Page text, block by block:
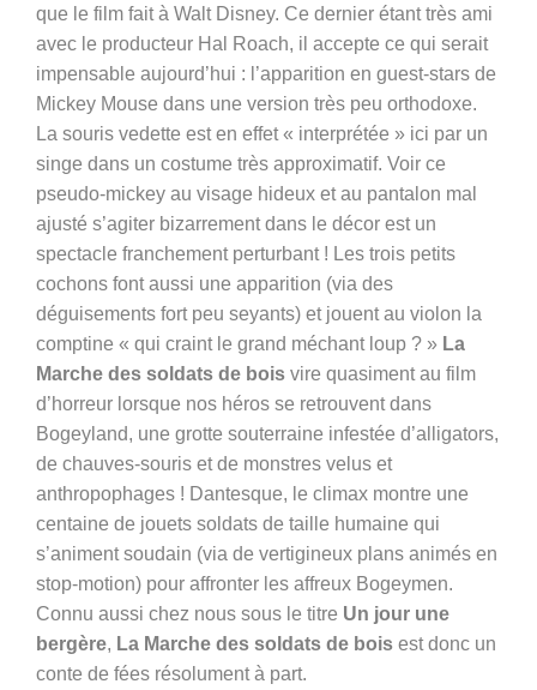
que le film fait à Walt Disney. Ce dernier étant très ami
avec le producteur Hal Roach, il accepte ce qui serait
impensable aujourd’hui : l’apparition en guest-stars de
Mickey Mouse dans une version très peu orthodoxe.
La souris vedette est en effet « interprétée » ici par un
singe dans un costume très approximatif. Voir ce
pseudo-mickey au visage hideux et au pantalon mal
ajusté s’agiter bizarrement dans le décor est un
spectacle franchement perturbant ! Les trois petits
cochons font aussi une apparition (via des
déguisements fort peu seyants) et jouent au violon la
comptine « qui craint le grand méchant loup ? » La
Marche des soldats de bois vire quasiment au film
d’horreur lorsque nos héros se retrouvent dans
Bogeyland, une grotte souterraine infestée d’alligators,
de chauves-souris et de monstres velus et
anthropophages ! Dantesque, le climax montre une
centaine de jouets soldats de taille humaine qui
s’animent soudain (via de vertigineux plans animés en
stop-motion) pour affronter les affreux Bogeymen.
Connu aussi chez nous sous le titre Un jour une
bergère, La Marche des soldats de bois est donc un
conte de fées résolument à part.